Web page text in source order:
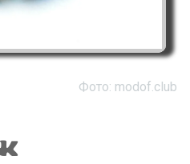
Фото: modof.club